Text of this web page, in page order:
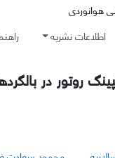
اطلاعات نشریه
روتور در